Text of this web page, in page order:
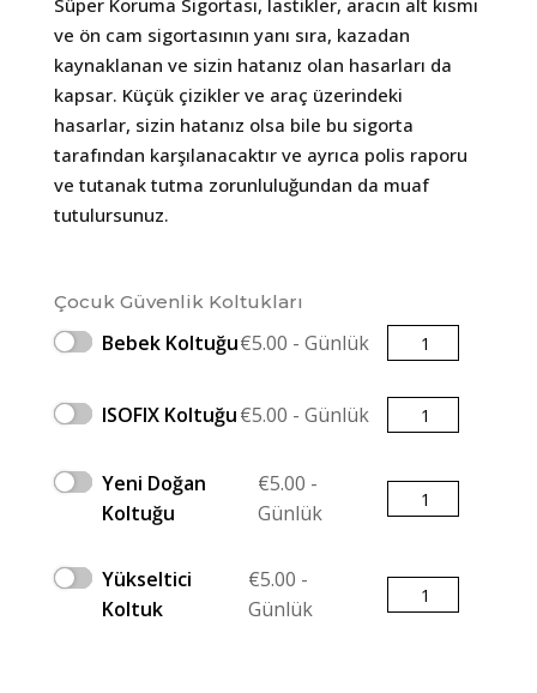
Süper Koruma Sigortası, lastikler, aracın alt kısmı
ve ön cam sigortasının yanı sıra, kazadan
kaynaklanan ve sizin hatanız olan hasarları da
kapsar. Küçük çizikler ve araç üzerindeki
hasarlar, sizin hatanız olsa bile bu sigorta
tarafından karşılanacaktır ve ayrıca polis raporu
ve tutanak tutma zorunluluğundan da muaf
tutulursunuz.
Çocuk Güvenlik Koltukları
Bebek Koltuğu€5.00 - Günlük Miktar
ISOFIX Koltuğu€5.00 - Günlük Miktar
Yeni Doğan
Koltuğu
€5.00 -
Günlük
Miktar
Yükseltici
Koltuk
€5.00 -
Günlük
Miktar